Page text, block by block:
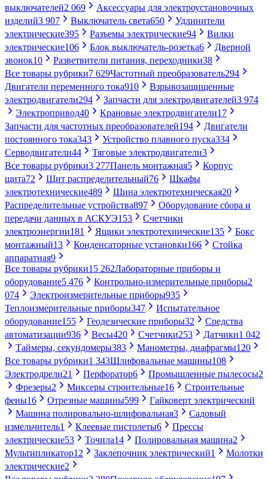
выключателей2 069
Аксессуары для электроустановочных
изделий3 907 Выключатель света650
Удлинители
электрические395 Разъемы электрические94
Вилки
электрические106 Блок выключатель-розетка6
Дверной
звонок10 Разветвители питания, переходники38
Все товары рубрики7 629Частотный преобразователь294
Двигатели переменного тока910
Взрывозащищенные
электродвигатели294 Запчасти для электродвигателей3 974
Электропривод40 Крановые электродвигатели17
Запчасти для частотных преобразователей194
Двигатели
постоянного тока343 Устройство плавного пуска334
Серводвигатели44 Тяговые электродвигатели3
Все товары рубрики3 277Панель монтажная5
Корпус
щита72 Щит распределительный76
Шкафы
электротехнические489 Шина электротехническая20
Распределительные устройства897
Оборудование сбора и
передачи данных в АСКУЭ153
Счетчики
электроэнергии181 Ящики электротехнические135
Бокс
монтажный13 Конденсаторные установки166
Стойка
аппаратная9
Все товары рубрики15 262Лабораторные приборы и
оборудование5 476 Контрольно-измерительные приборы2
074
Электроизмерительные приборы935
Теплоизмерительные приборы347
Испытательное
оборудование155 Геодезические приборы32
Средства
автоматизации936 Весы420 Счетчики253 Датчики1 042
Таймеры, секундомеры383 Манометры, диафрагмы120
Все товары рубрики1 343Шлифовальные машины108
Электродрели21 Перфоратор6 Промышленные пылесосы2
Фрезеры2 Миксеры строительные16
Строительные
фены16 Отрезные машины599
Гайковерт электрический
Машина полировально-шлифовальная3
Садовый
измельчитель1 Клеевые пистолеты6
Прессы
электрические53 Точила14 Полировальная машина2
Мультипликатор12 Заклепочник электрический1
Молотки
электрические2